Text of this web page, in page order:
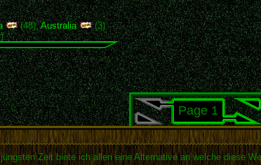
(48),Australia
(3)
Page 1
Zeit biete ich allen eine Alternative an welche diese